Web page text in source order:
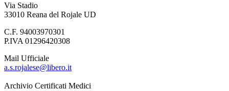
Via Stadio
33010 Reana del Rojale UD
C.F. 94003970301
P.IVA 01296420308
Mail Ufficiale
a.s.rojalese@libero.it
Archivio Certificati Medici